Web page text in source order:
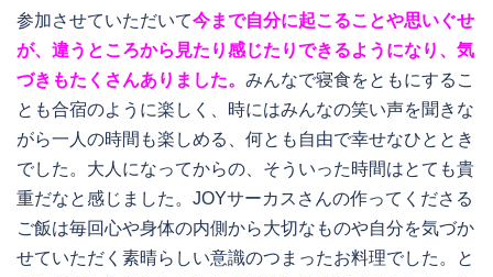
参加させていただいて今まで自分に起こることや思いぐせ
が、違うところから見たり感じたりできるようになり、気
づきもたくさんありました。 みんなで寝食をともにするこ
とも合宿のように楽しく、時にはみんなの笑い声を聞きな
がら一人の時間も楽しめる、何とも自由で幸せなひととき
でした。大人になってからの、そういった時間はとても貴
重だなと感じました。JOYサーカスさんの作ってくださる
ご飯は毎回心や身体の内側から大切なものや自分を気づか
せていただく素晴らしい意識のつまったお料理でした。と